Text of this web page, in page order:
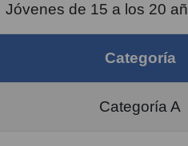
Jóvenes de 15 a los 20
Categoría
Categoría A